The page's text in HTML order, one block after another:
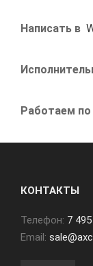
Написать в
Работаем
КОНТАКТЫ
Телефон: 7
Email: